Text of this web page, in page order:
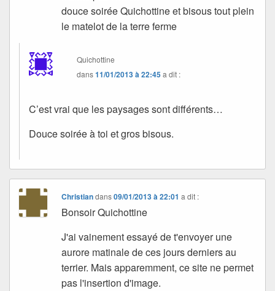
douce soirée Quichottine et bisous tout plein
le matelot de la terre ferme
Quichottine
dans11/01/2013 à 22:45a dit :
C’est vrai que les paysages sont différents…
Douce soirée à toi et gros bisous.
Christiandans09/01/2013 à 22:01 a dit :
Bonsoir Quichottine
J'ai vainement essayé de t'envoyer une
aurore matinale de ces jours derniers au
terrier. Mais apparemment, ce site ne permet
pas l'insertion d'image.